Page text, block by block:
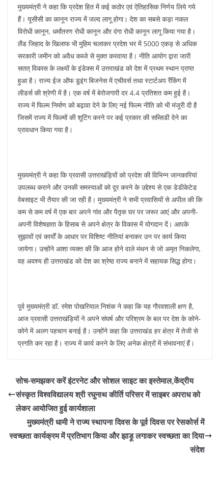
मुख्यमंत्री ने कहा कि प्रदेश हित में कई कठोर एवं ऐतिहासिक निर्णय लिये गये
हैं। यूसीसी का कानून राज्य में जल्द लागू होगा। देश का सबसे कड़ा नकल
विरोधी कानून, धर्मांतरण रोधी कानून और दंगा रोधी कानून लागू किया गया है।
लैंड जिहाद के खिलाफ भी मुहिम चलाकर प्रदेश भर में 5000 एकड़ से अधिक
सरकारी जमीन को अवैध कब्जे से मुक्त करवाया है। नीति आयोग द्वारा जारी
सतत् विकास के लक्ष्यों के इंडेक्स में उत्तराखंड को देश में प्रथम स्थान प्राप्त
हुआ है। राज्य ईज ऑफ डूइंग बिजनेस में एचीवर्स तथा स्टार्टअप रैंकिंग में
लीडर्स की श्रेणी में है। एक वर्ष में बेरोजगारी दर 4.4 प्रतिशत कम हुई है।
राज्य में फिल्म निर्माण को बढ़ावा देने के लिए नई फिल्म नीति को भी मंजूरी दी है
जिसमें राज्य में फिल्मों की शूटिंग करने पर कई प्रकार की सब्सिडी देने का
प्रावधान किया गया है।
मुख्यमंत्री ने कहा कि प्रवासी उत्तराखंड़ियों को प्रदेश की विभिन्न जानकारियां
उपलब्ध कराने और उनकी समस्याओं को दूर करने के उद्देश्य से एक डेडीकेटेड
वेबसाइट भी तैयार की जा रही है। मुख्यमंत्री ने सभी प्रवासियों से अपील की कि
कम से कम वर्ष में एक बार अपने गांव और पैतृक घर पर जरूर आएं और अपनी-
अपनी विशेषज्ञता के हिसाब से अपने क्षेत्र के विकास में योगदान दें। आपके
सुझावों एवं कार्यों के आधार पर विशिष्ट नीतियां बनाकर उन पर कार्य किया
जायेगा। उन्होंने आशा व्यक्त की कि आज होने वाले मंथन से जो अमृत निकलेगा,
वह अवश्य ही उत्तराखंड को देश का श्रेष्ठ राज्य बनाने में सहायक सिद्ध होगा।
पूर्व मुख्यमंत्री डॉ. रमेश पोखरियाल निशंक ने कहा कि यह गौरवशाली क्षण है,
आज प्रवासी उत्तराखंड़ियों ने अपने संघर्ष और परिश्रम के बल पर देश के कोने-
कोने में अलग पहचान बनाई है। उन्होंने कहा कि उत्तराखंड हर क्षेत्र में तेजी से
प्रगति कर रहा है। राज्य में कार्य करने के लिए अनेक क्षेत्रों में संभावनाएं हैं।
सोच-समझकर करें इंटरनेट और सोशल साइट का इस्तेमाल,केंद्रीय
संस्कृत विश्वविद्यालय श्री रघुनाथ कीर्ति परिसर में साइबर अपराध को
लेकर आयोजित हुई कार्यशाला
मुख्यमंत्री धामी ने राज्य स्थापना दिवस के पूर्व दिवस पर रेसकोर्स में
स्वच्छता कार्यक्रम में प्रतिभाग किया और झाड़ू लगाकर स्वच्छता का दिया
संदेश